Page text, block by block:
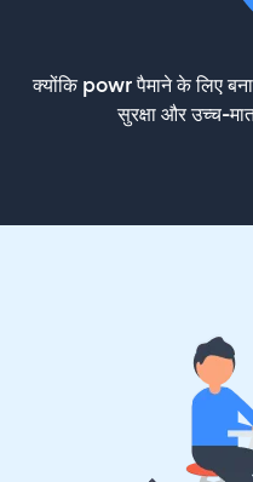
क्योंकि powr पैमाने के लिए
सुरक्षा और उच्च-